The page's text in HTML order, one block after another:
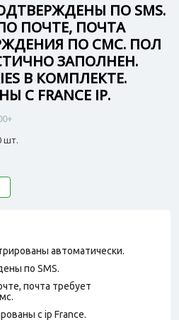
ПО SMS.
ПОЧТЕ, ПОЧТА
ПО СМС. ПОЛ
ЗАПОЛНЕН.
В КОМПЛЕКТЕ.
С FRANCE IP.
шт.
автоматически.
по SMS.
почта требует
с ip France.